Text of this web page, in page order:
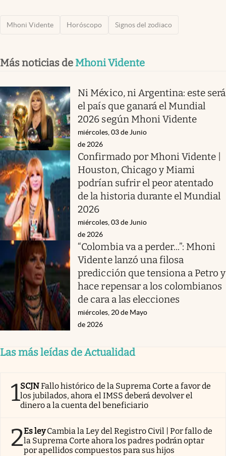
Mhoni Vidente Horóscopo Signos del zodiaco
Más noticias de Mhoni Vidente
Ni México, ni Argentina: este será
el país que ganará el Mundial
2026 según Mhoni Vidente
miércoles, 03 de Junio
de 2026
Confirmado por Mhoni Vidente |
Houston, Chicago y Miami
podrían sufrir el peor atentado
de la historia durante el Mundial
2026
miércoles, 03 de Junio
de 2026
“Colombia va a perder...”: Mhoni
Vidente lanzó una filosa
predicción que tensiona a Petro y
hace repensar a los colombianos
de cara a las elecciones
miércoles, 20 de Mayo
de 2026
Las más leídas de Actualidad
1SCJNFallo histórico de la Suprema Corte a favor de
los jubilados, ahora el IMSS deberá devolver el
dinero a la cuenta del beneficiario
2Es ley Cambia la Ley del Registro Civil | Por fallo de
la Suprema Corte ahora los padres podrán optar
por apellidos compuestos para sus hijos